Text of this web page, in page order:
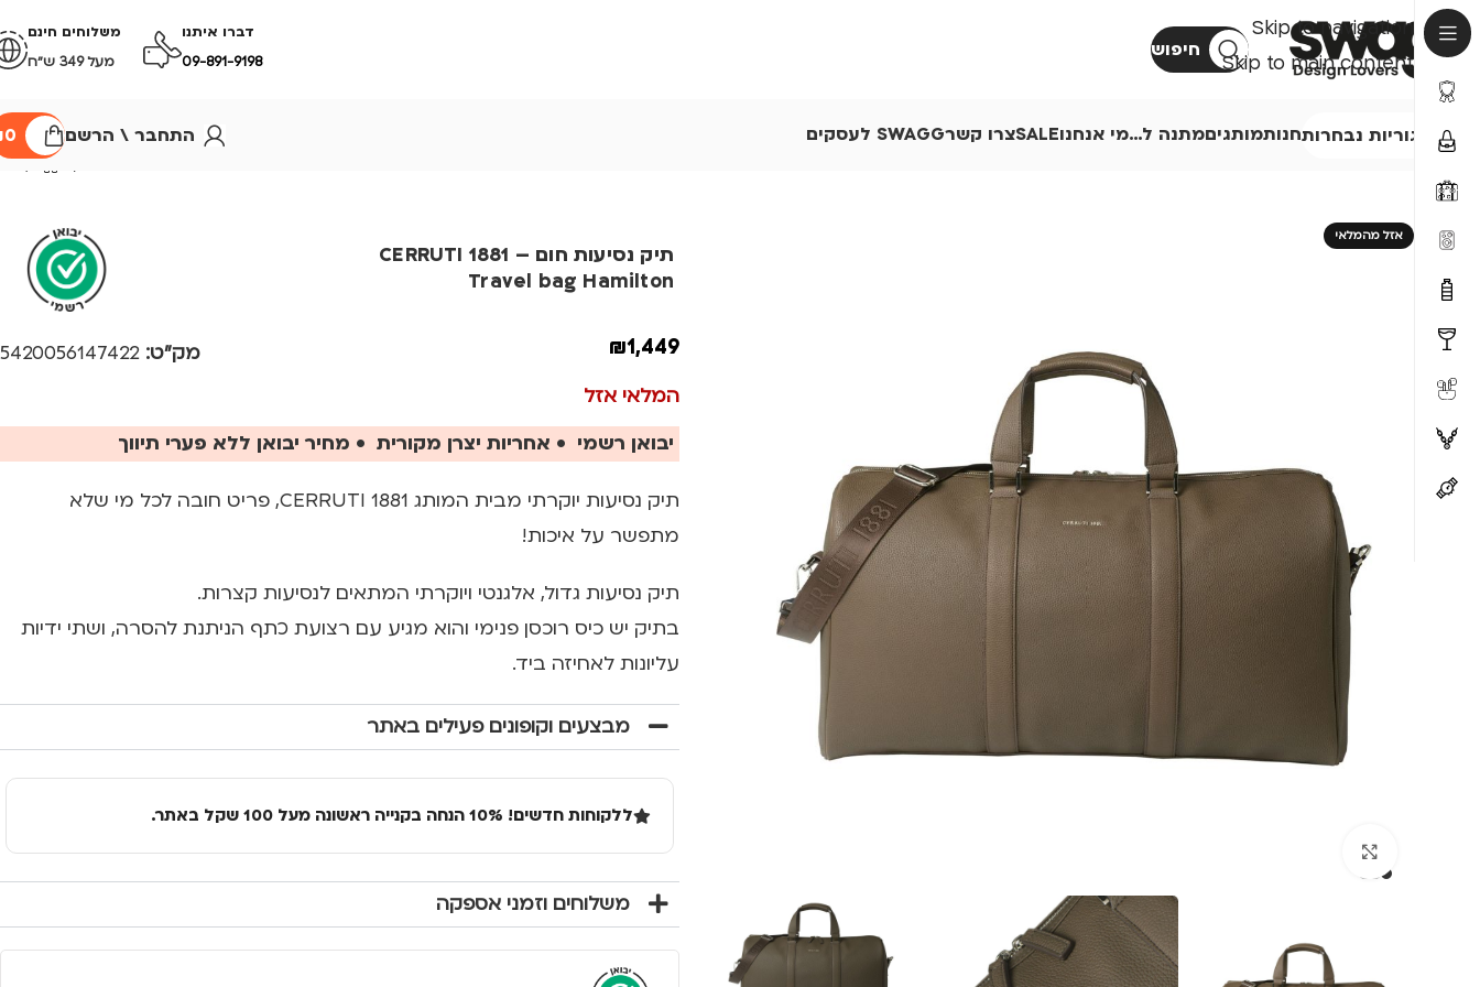
Skip to navigation
Skip to main content
חיפוש
דברו איתנו
09-891-9198
משלוחים חינם
מעל 349 ש״ח
קטגוריות נבחרותחנותמותגיםמתנה ל…מי אנחנוSALEצרו קשרSWAGG לעסקים התחבר \ הרשם 0
אזל מהמלאי
תיק נסיעות חום – CERRUTI 1881
Travel bag Hamilton
₪1,449 מק"ט: 5420056147422
המלאי אזל
יבואן רשמי • אחריות יצרן מקורית • מחיר יבואן ללא פערי תיווך
תיק נסיעות יוקרתי מבית המותג CERRUTI 1881, פריט חובה לכל מי שלא
מתפשר על איכות!
תיק נסיעות גדול, אלגנטי ויוקרתי המתאים לנסיעות קצרות.
בתיק יש כיס רוכסן פנימי והוא מגיע עם רצועת כתף הניתנת להסרה, ושתי ידיות
עליונות לאחיזה ביד.
מבצעים וקופונים פעילים באתר
ללקוחות חדשים! 10% הנחה בקנייה ראשונה מעל 100 שקל באתר.
משלוחים וזמני אספקה